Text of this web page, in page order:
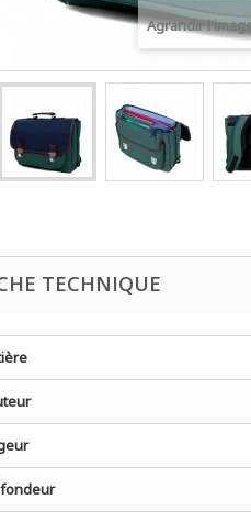
Agrandir
TECHNIQUE